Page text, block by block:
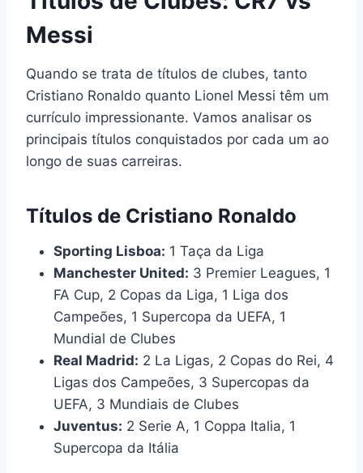
Messi
Quando se trata de títulos de clubes, tanto
Cristiano Ronaldo quanto Lionel Messi têm um
currículo impressionante. Vamos analisar os
principais títulos conquistados por cada um ao
longo de suas carreiras.
Títulos de Cristiano Ronaldo
Sporting Lisboa: 1 Taça da Liga
Manchester United: 3 Premier Leagues, 1
FA Cup, 2 Copas da Liga, 1 Liga dos
Campeões, 1 Supercopa da UEFA, 1
Mundial de Clubes
Real Madrid: 2 La Ligas, 2 Copas do Rei, 4
Ligas dos Campeões, 3 Supercopas da
UEFA, 3 Mundiais de Clubes
Juventus: 2 Serie A, 1 Coppa Italia, 1
Supercopa da Itália